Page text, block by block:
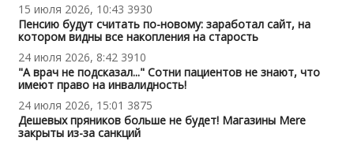
15 июля 2026, 10:43 3930
Пенсию будут считать по-новому: заработал сайт, на
котором видны все накопления на старость
24 июля 2026, 8:42 3910
"А врач не подсказал..." Сотни пациентов не знают, что
имеют право на инвалидность!
24 июля 2026, 15:01 3875
Дешевых пряников больше не будет! Магазины Mere
закрыты из-за санкций